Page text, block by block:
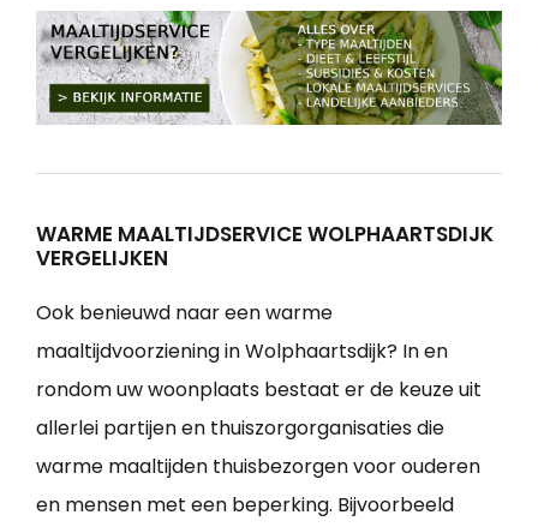
WARME MAALTIJDSERVICE WOLPHAARTSDIJK
VERGELIJKEN
Ook benieuwd naar een warme
maaltijdvoorziening in Wolphaartsdijk? In en
rondom uw woonplaats bestaat er de keuze uit
allerlei partijen en thuiszorgorganisaties die
warme maaltijden thuisbezorgen voor ouderen
en mensen met een beperking. Bijvoorbeeld